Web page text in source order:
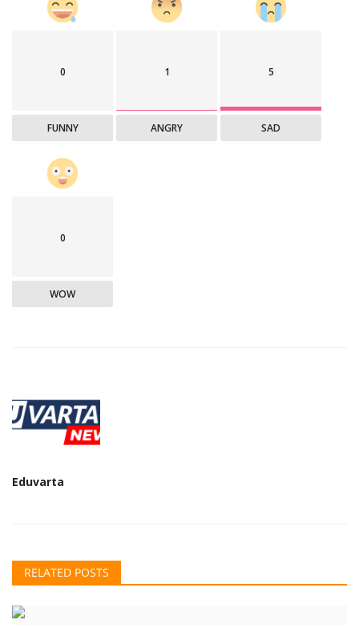
0
FUNNY
1
ANGRY
5
SAD
0
WOW
Eduvarta
RELATED POSTS